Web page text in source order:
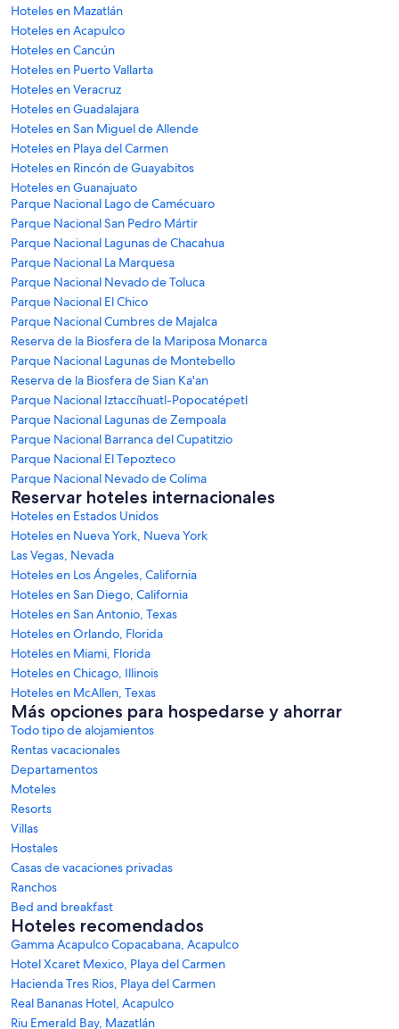
Hoteles en Mazatlán
Hoteles en Acapulco
Hoteles en Cancún
Hoteles en Puerto Vallarta
Hoteles en Veracruz
Hoteles en Guadalajara
Hoteles en San Miguel de Allende
Hoteles en Playa del Carmen
Hoteles en Rincón de Guayabitos
Hoteles en Guanajuato
Parque Nacional Lago de Camécuaro
Parque Nacional San Pedro Mártir
Parque Nacional Lagunas de Chacahua
Parque Nacional La Marquesa
Parque Nacional Nevado de Toluca
Parque Nacional El Chico
Parque Nacional Cumbres de Majalca
Reserva de la Biosfera de la Mariposa Monarca
Parque Nacional Lagunas de Montebello
Reserva de la Biosfera de Sian Ka'an
Parque Nacional Iztaccíhuatl-Popocatépetl
Parque Nacional Lagunas de Zempoala
Parque Nacional Barranca del Cupatitzio
Parque Nacional El Tepozteco
Parque Nacional Nevado de Colima
Reservar hoteles internacionales
Hoteles en Estados Unidos
Hoteles en Nueva York, Nueva York
Las Vegas, Nevada
Hoteles en Los Ángeles, California
Hoteles en San Diego, California
Hoteles en San Antonio, Texas
Hoteles en Orlando, Florida
Hoteles en Miami, Florida
Hoteles en Chicago, Illinois
Hoteles en McAllen, Texas
Más opciones para hospedarse y ahorrar
Todo tipo de alojamientos
Rentas vacacionales
Departamentos
Moteles
Resorts
Villas
Hostales
Casas de vacaciones privadas
Ranchos
Bed and breakfast
Hoteles recomendados
Gamma Acapulco Copacabana, Acapulco
Hotel Xcaret Mexico, Playa del Carmen
Hacienda Tres Rios, Playa del Carmen
Real Bananas Hotel, Acapulco
Riu Emerald Bay, Mazatlán